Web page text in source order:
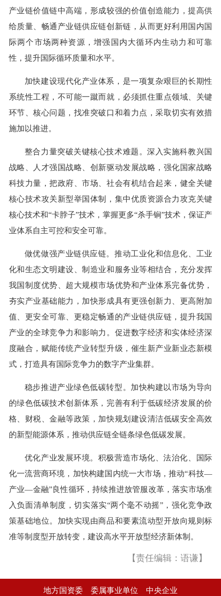
产业链价值链中高端，形成较强的价值创造能力，提高供
给质量、畅通产业链供应链创新链，从而更好利用国内国
际两个市场两种资源，增强国内大循环内生动力和可靠
性，提升国际循环质量和水平。
加快建设现代化产业体系，是一项复杂艰巨的长期性
系统性工程，不可能一蹴而就，必须抓住重点领域、关键
环节、核心问题，找准突破口和着力点，采取切实有效措
施加以推进。
整合力量突破关键核心技术难题。深入实施科教兴国
战略、人才强国战略、创新驱动发展战略，强化国家战略
科技力量，把政府、市场、社会有机结合起来，健全关键
核心技术攻关新型举国体制，集中优质资源合力攻克关键
核心技术和“卡脖子”技术，掌握更多“杀手锏”技术，保证产
业体系自主可控和安全可靠。
做优做强产业链供应链。推动工业化和信息化、工业
化和生态文明建设、制造业和服务业等相结合，充分发挥
我国制度优势、超大规模市场优势和产业体系完备优势，
夯实产业基础能力，加快形成具有更强创新力、更高附加
值、更安全可靠、更稳定畅通的产业链供应链，提升我国
产业的全球竞争力和影响力。促进数字经济和实体经济深
度融合，赋能传统产业转型升级，催生新产业新业态新模
式，打造具有国际竞争力的数字产业集群。
稳步推进产业绿色低碳转型。加快构建以市场为导向
的绿色低碳技术创新体系，完善有利于低碳经济发展的价
格、财税、金融等政策，加快规划建设清洁低碳安全高效
的新型能源体系，推动供应链全链条绿色低碳发展。
优化产业发展环境。积极营造市场化、法治化、国际
化一流营商环境，加快构建国内统一大市场，推动“科技—
产业—金融”良性循环，持续推进放管服改革，落实市场准
入负面清单制度，切实落实“两个毫不动摇”，强化竞争政
策基础地位。加快实现由商品和要素流动型开放向规则标
准等制度型开放转变，建设高水平开放型经济新体制。
【责任编辑：语谦】
地方国资委 委属事业单位 中央企业